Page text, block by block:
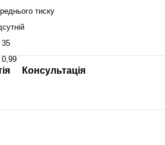
тиску
Консультація